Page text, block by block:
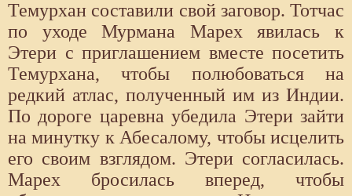
Темурхан составили свой заговор. Тотчас
по уходе Мурмана Марех явилась к
Этери с приглашением вместе посетить
Темурхана, чтобы полюбоваться на
редкий атлас, полученный им из Индии.
По дороге царевна убедила Этери зайти
на минутку к Абесалому, чтобы исцелить
его своим взглядом. Этери согласилась.
Марех бросилась вперед, чтобы